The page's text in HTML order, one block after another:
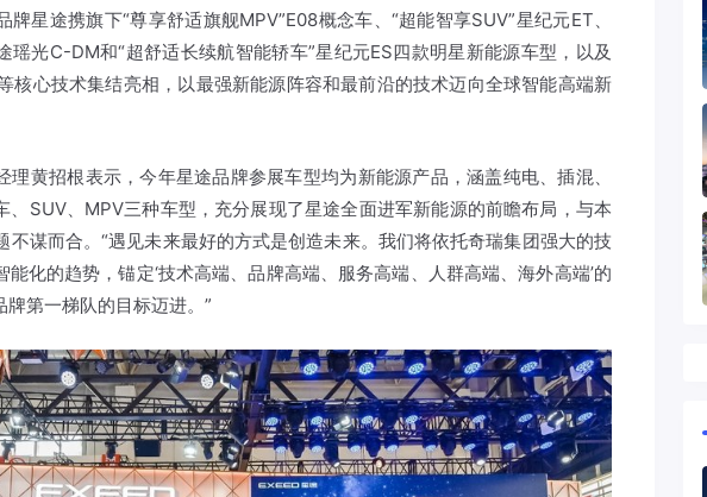
星途携旗下“尊享舒适旗舰MPV”E08概念车、“超能智享SUV”星纪元ET、
瑶光C-DM和“超舒适长续航智能轿车”星纪元ES四款明星新能源车型，以及
核心技术集结亮相，以最强新能源阵容和最前沿的技术迈向全球智能高端新
理黄招根表示，今年星途品牌参展车型均为新能源产品，涵盖纯电、插混、
、SUV、MPV三种车型，充分展现了星途全面进军新能源的前瞻布局，与本
不谋而合。“遇见未来最好的方式是创造未来。我们将依托奇瑞集团强大的技
化的趋势，锚定‘技术高端、品牌高端、服务高端、人群高端、海外高端’的
第一梯队的目标迈进。”